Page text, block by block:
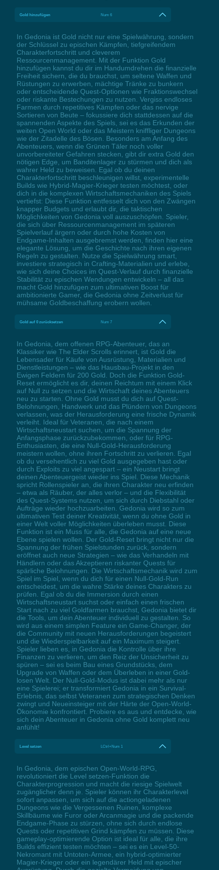
Gold hinzufügen Num 6
In Gedonia ist Gold nicht nur eine Spielwährung, sondern
der Schlüssel zu epischen Kämpfen, tiefgreifendem
Charakterfortschritt und cleverem
Ressourcenmanagement. Mit der Funktion Gold
hinzufügen kannst du dir im Handumdrehen die finanzielle
Freiheit sichern, die du brauchst, um seltene Waffen und
Rüstungen zu erwerben, mächtige Tränke zu bunkern
oder entscheidende Quest-Optionen wie Fraktionswechsel
oder riskante Bestechungen zu nutzen. Vergiss endloses
Farmen durch repetitives Kämpfen oder das nervige
Sortieren von Beute – fokussiere dich stattdessen auf die
spannenden Aspekte des Spiels, sei es das Erkunden der
weiten Open World oder das Meistern kniffliger Dungeons
wie der Zitadelle des Bösen. Besonders am Anfang des
Abenteuers, wenn die Grünen Täler noch voller
unvorbereiteter Gefahren stecken, gibt dir extra Gold den
nötigen Edge, um Banditenlager zu stürmen und dich als
wahrer Held zu beweisen. Egal ob du deinen
Charakterfortschritt beschleunigen willst, experimentelle
Builds wie Hybrid-Magier-Krieger testen möchtest, oder
dich in die komplexen Wirtschaftsmechaniken des Spiels
vertiefst: Diese Funktion entfesselt dich von den Zwängen
knapper Budgets und erlaubt dir, die taktischen
Möglichkeiten von Gedonia voll auszuschöpfen. Spieler,
die sich über Ressourcenmanagement im späteren
Spielverlauf ärgern oder durch hohe Kosten von
Endgame-Inhalten ausgebremst werden, finden hier eine
elegante Lösung, um die Geschichte nach ihren eigenen
Regeln zu gestalten. Nutze die Spielwährung smart,
investiere strategisch in Crafting-Materialien und erlebe,
wie sich deine Choices im Quest-Verlauf durch finanzielle
Stabilität zu epischen Wendungen entwickeln – all das
macht Gold hinzufügen zum ultimativen Boost für
ambitionierte Gamer, die Gedonia ohne Zeitverlust für
mühsame Goldbeschaffung erobern wollen.
Gold auf 0 zurücksetzen Num 7
In Gedonia, dem offenen RPG-Abenteuer, das an
Klassiker wie The Elder Scrolls erinnert, ist Gold die
Lebensader für Käufe von Ausrüstung, Materialien und
Dienstleistungen – wie das Hausbau-Projekt in den
Ewigen Feldern für 200 Gold. Doch die Funktion Gold-
Reset ermöglicht es dir, deinen Reichtum mit einem Klick
auf Null zu setzen und die Wirtschaft deines Abenteuers
neu zu starten. Ohne Gold musst du dich auf Quest-
Belohnungen, Handwerk und das Plündern von Dungeons
verlassen, was der Herausforderung eine frische Dynamik
verleiht. Ideal für Veteranen, die nach einem
Wirtschaftsneustart suchen, um die Spannung der
Anfangsphase zurückzubekommen, oder für RPG-
Enthusiasten, die eine Null-Gold-Herausforderung
meistern wollen, ohne ihren Fortschritt zu verlieren. Egal
ob du versehentlich zu viel Gold ausgegeben hast oder
durch Exploits zu viel angespart – ein Neustart bringt
deinen Abenteuergeist wieder ins Spiel. Diese Mechanik
spricht Rollenspieler an, die ihren Charakter neu erfinden
– etwa als Räuber, der alles verlor – und die Flexibilität
des Quest-Systems nutzen, um sich durch Diebstahl oder
Aufträge wieder hochzuarbeiten. Gedonia wird so zum
ultimativen Test deiner Kreativität, wenn du ohne Gold in
einer Welt voller Möglichkeiten überleben musst. Diese
Funktion ist ein Muss für alle, die Gedonia auf eine neue
Ebene spielen wollen. Der Gold-Reset bringt nicht nur die
Spannung der frühen Spielstunden zurück, sondern
eröffnet auch neue Strategien – wie das Verhandeln mit
Händlern oder das Akzeptieren riskanter Quests für
spärliche Belohnungen. Die Wirtschaftsmechanik wird zum
Spiel im Spiel, wenn du dich für einen Null-Gold-Run
entscheidest, um die wahre Stärke deines Charakters zu
prüfen. Egal ob du die Immersion durch einen
Wirtschaftsneustart suchst oder einfach einen frischen
Start nach zu viel Goldfarmen brauchst, Gedonia bietet dir
die Tools, um dein Abenteuer individuell zu gestalten. So
wird aus einem simplen Feature ein Game-Changer, der
die Community mit neuen Herausforderungen begeistert
und die Wiederspielbarkeit auf ein Maximum steigert.
Spieler lieben es, in Gedonia die Kontrolle über ihre
Finanzen zu verlieren, um den Reiz der Unsicherheit zu
spüren – sei es beim Bau eines Grundstücks, dem
Upgrade von Waffen oder dem Überleben in einer Gold-
losen Welt. Der Null-Gold-Modus ist dabei mehr als nur
eine Spielerei; er transformiert Gedonia in ein Survival-
Erlebnis, das selbst Veteranen zum strategischen Denken
zwingt und Neueinsteiger mit der Härte der Open-World-
Ökonomie konfrontiert. Probiere es aus und entdecke, wie
sich dein Abenteuer in Gedonia ohne Gold komplett neu
anfühlt!
Level setzen LCtrl+Num 1
In Gedonia, dem epischen Open-World-RPG,
revolutioniert die Level setzen-Funktion die
Charakterprogression und macht die riesige Spielwelt
zugänglicher denn je. Spieler können ihr Charakterlevel
sofort anpassen, um sich auf die actiongeladenen
Dungeons wie die Vergessenen Ruinen, komplexe
Skillbäume wie Furor oder Arcanmagie und die packende
Endgame-Phase zu stürzen, ohne sich durch endlose
Quests oder repetitiven Grind kämpfen zu müssen. Diese
gameplay-optimierende Option ist ideal für alle, die ihre
Builds effizient testen möchten – sei es ein Level-50-
Nekromant mit Untoten-Armee, ein hybrid-optimierter
Magier-Krieger oder ein legendärer Held mit epischer